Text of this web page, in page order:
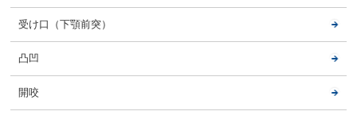
受け口（下顎前突）
凸凹
開咬